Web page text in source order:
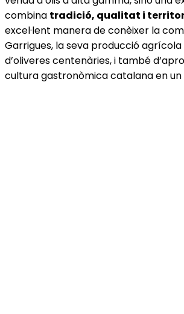
combina tradició, qualitat i
excel·lent manera de conèixer la
Garrigues, la seva producció
d’oliveres centenàries, i també
cultura gastronòmica catalana en